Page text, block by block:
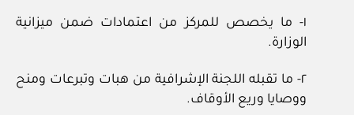
١- ما يخصص للمركز من اعتمادات ضمن ميزانية
الوزارة.
٢- ما تقبله اللجنة الإشرافية من هبات وتبرعات ومنح
ووصايا وريع الأوقاف.